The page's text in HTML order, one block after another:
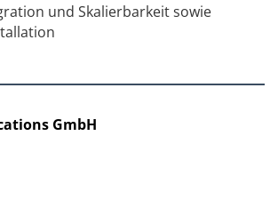
und Skalierbarkeit sowie
GmbH